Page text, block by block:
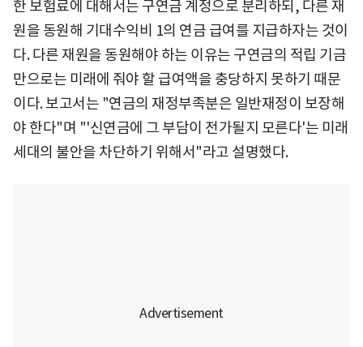
한 보험료에 대해서는 구연금 계정으로 분리하되, 다른 재
원을 동원해 기대수익비 1의 연금 급여를 지급하자는 것이
다. 다른 재원을 동원해야 하는 이유는 구연금의 적립 기금
만으로는 미래에 줘야 할 급여액을 충당하지 못하기 때문
이다. 보고서는 "연금의 재정부족분은 일반재정이 보장해
야 한다"며 "'신연금에 그 부담이 전가될지 모른다'는 미래
세대의 불안을 차단하기 위해서"라고 설명했다.